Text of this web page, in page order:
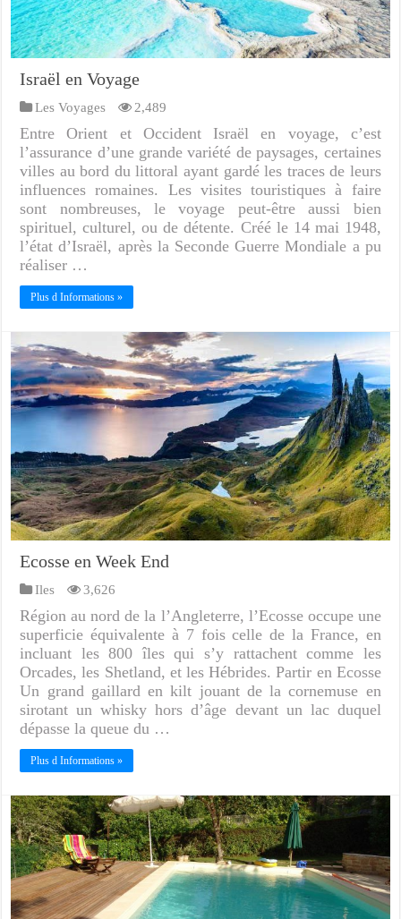
Israël en Voyage
Les Voyages 2,489
Entre Orient et Occident Israël en voyage, c’est
l’assurance d’une grande variété de paysages, certaines
villes au bord du littoral ayant gardé les traces de leurs
influences romaines. Les visites touristiques à faire
sont nombreuses, le voyage peut-être aussi bien
spirituel, culturel, ou de détente. Créé le 14 mai 1948,
l’état d’Israël, après la Seconde Guerre Mondiale a pu
réaliser …
Plus d Informations »
Ecosse en Week End
Iles 3,626
Région au nord de la l’Angleterre, l’Ecosse occupe une
superficie équivalente à 7 fois celle de la France, en
incluant les 800 îles qui s’y rattachent comme les
Orcades, les Shetland, et les Hébrides. Partir en Ecosse
Un grand gaillard en kilt jouant de la cornemuse en
sirotant un whisky hors d’âge devant un lac duquel
dépasse la queue du …
Plus d Informations »